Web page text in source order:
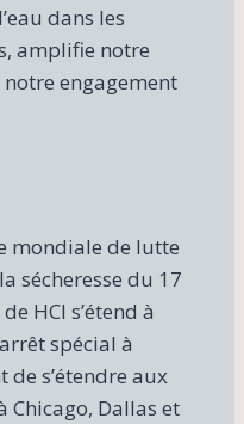
dans les
amplifie notre
engagement
mondiale de lutte
sécheresse du 17
HCI s’étend à
spécial à
de s’étendre aux
Chicago, Dallas et